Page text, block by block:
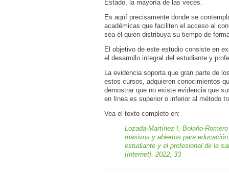
Estado, la mayoría de las veces.
Es aquí precisamente donde se
académicas que faciliten el acceso al
sea él quien distribuya su tiempo de
El objetivo de este estudio consiste en
el desarrollo integral del estudiante y
La evidencia soporta que gran parte de
estos cursos, adquieren conocimientos
demostrar que no existe evidencia que
en línea es superior o inferior al método
Vea el texto completo en:
Lozada-Martínez I, Bolaño-
masivos y abiertos para
estudiante y el profesional de la
[Internet]. 2022; 33